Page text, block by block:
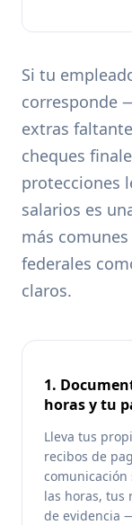
Si tu
corresponde
extras
cheques
protecciones
salarios es
más
federales
claros.
1.
horas y tu
Lleva tus
recibos de
comunicación
las horas, tus
de evidencia